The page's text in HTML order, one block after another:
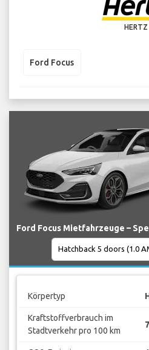
HERTZ
Ford Focus
Ford Focus Mietfahrzeuge –
Körpertyp
Kraftstoffverbrauch im
Stadtverkehr pro 100 km